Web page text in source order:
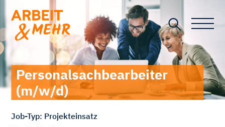
Toggle
Personalsachbearbeiter
(m/w/d)
Job-Typ: Projekteinsatz